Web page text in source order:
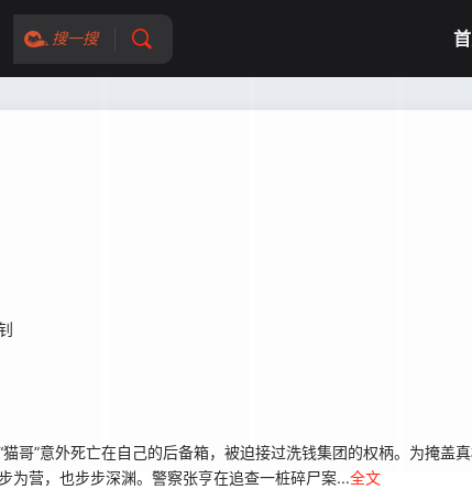
搜一搜
哥”意外死亡在自己的后备箱，被迫接过洗钱集团的权柄。为掩盖
为营，也步步深渊。警察张亨在追查一桩碎尸案...全文